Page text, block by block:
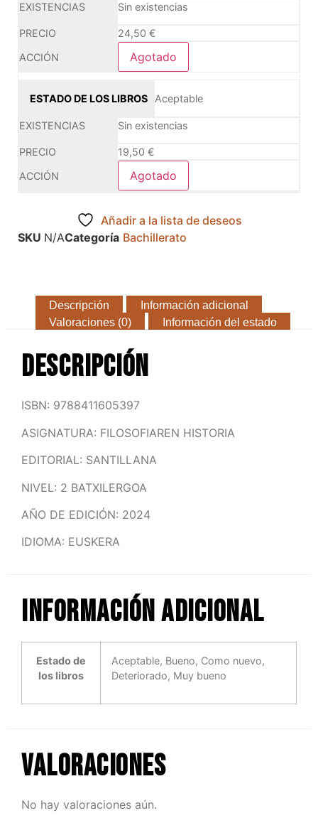
Sin existencias
24,50 €
Agotado
Aceptable
Sin existencias
19,50 €
Agotado
Añadir a la lista de deseos
SKU N/ACategoría Bachillerato
Descripción
Información adicional
Valoraciones (0)
Información del estado
Descripción
ISBN: 9788411605397
ASIGNATURA: FILOSOFIAREN HISTORIA
EDITORIAL: SANTILLANA
NIVEL: 2 BATXILERGOA
AÑO DE EDICIÓN: 2024
IDIOMA: EUSKERA
Información adicional
Estado de
los libros
Aceptable, Bueno, Como nuevo,
Deteriorado, Muy bueno
Valoraciones
No hay valoraciones aún.